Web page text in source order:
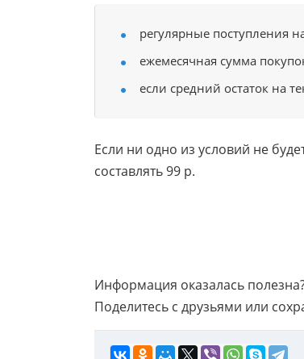
регулярные поступления
ежемесячная сумма
если средний остаток на
Если ни одно из условий не
составлять 99 р.
Информация оказалась
Поделитесь с друзьями или